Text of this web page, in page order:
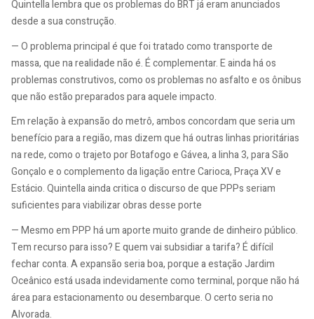
Quintella lembra que os problemas do BRT já eram anunciados
desde a sua construção.
— O problema principal é que foi tratado como transporte de
massa, que na realidade não é. É complementar. E ainda há os
problemas construtivos, como os problemas no asfalto e os ônibus
que não estão preparados para aquele impacto.
Em relação à expansão do metrô, ambos concordam que seria um
benefício para a região, mas dizem que há outras linhas prioritárias
na rede, como o trajeto por Botafogo e Gávea, a linha 3, para São
Gonçalo e o complemento da ligação entre Carioca, Praça XV e
Estácio. Quintella ainda critica o discurso de que PPPs seriam
suficientes para viabilizar obras desse porte
— Mesmo em PPP há um aporte muito grande de dinheiro público.
Tem recurso para isso? E quem vai subsidiar a tarifa? É difícil
fechar conta. A expansão seria boa, porque a estação Jardim
Oceânico está usada indevidamente como terminal, porque não há
área para estacionamento ou desembarque. O certo seria no
Alvorada.